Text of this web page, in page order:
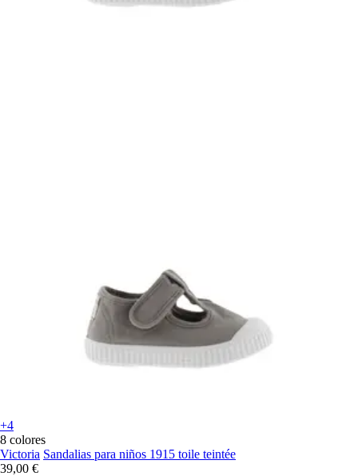
+4
8 colores
Victoria Sandalias para niños 1915 toile teintée
39,00 €